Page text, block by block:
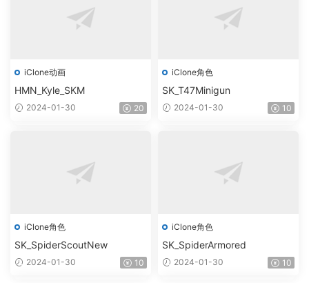
iClone动画
HMN_Kyle_SKM
2024-01-30 20
iClone角色
SK_T47Minigun
2024-01-30 10
iClone角色
SK_SpiderScoutNew
2024-01-30 10
iClone角色
SK_SpiderArmored
2024-01-30 10